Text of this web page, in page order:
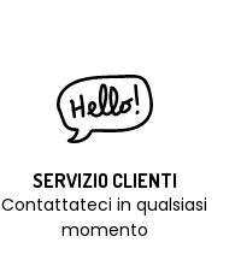
SERVIZIO CLIENTI
Contattateci in qualsiasi
momento